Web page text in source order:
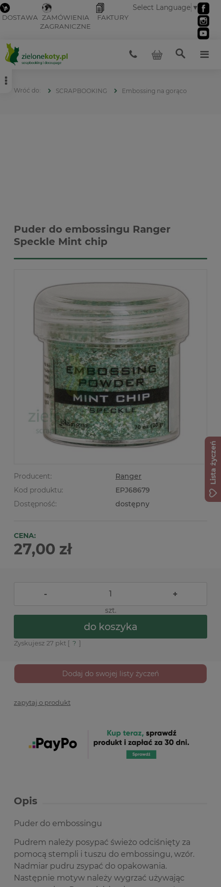
DOSTAWA ZAMÓWIENIA
ZAGRANICZNE
FAKTURY
Select Language ▼
SCRAPBOOKING Embossing na gorąco
Puder do embossingu Ranger
Speckle Mint chip
Producent:
Ranger
Kod produktu:
EPJ68679
Dostępność:
dostępny
CENA:
27,00 zł
- +
szt.
do koszyka
Zyskujesz 27 pkt [ ? ]
Dodaj do swojej listy życzeń
zapytaj o produkt
Opis
Puder do embossingu
Pudrem należy posypać świeżo odciśnięty za
pomocą stempli i tuszu do embossingu, wzór.
Nadmiar pudru zsypać do opakowania.
Następnie motyw należy wygrzać używając
Lista życzeń